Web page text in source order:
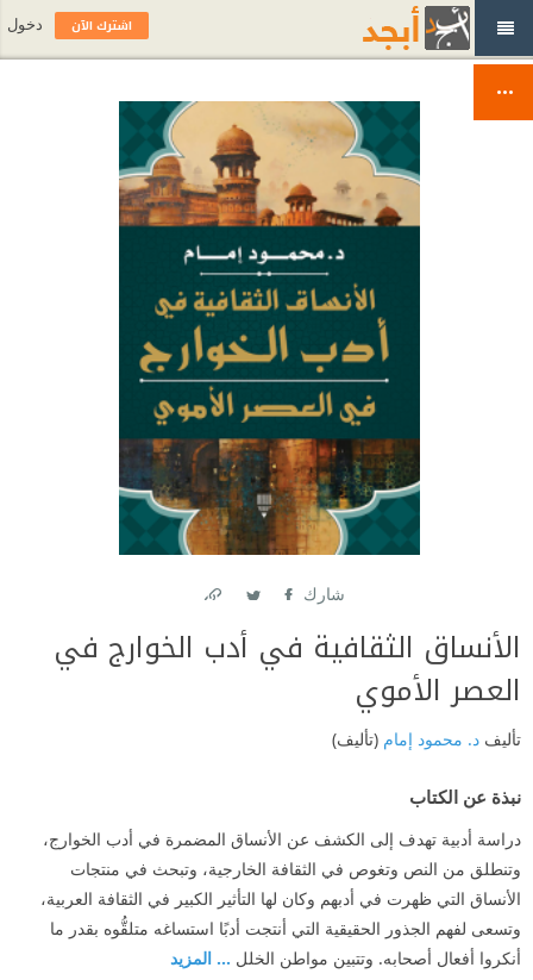
شارك
الأنساق الثقافية في أدب الخوارج في
العصر الأموي
تأليف د. محمود إمام (تأليف)
نبذة عن الكتاب
دراسة أدبية تهدف إلى الكشف عن الأنساق المضمرة في أدب الخوارج،
وتنطلق من النص وتغوص في الثقافة الخارجية، وتبحث في منتجات
الأنساق التي ظهرت في أدبهم وكان لها التأثير الكبير في الثقافة العربية،
وتسعى لفهم الجذور الحقيقية التي أنتجت أدبًا استساغه متلقُّوه بقدر ما
أنكروا أفعال أصحابه. وتتبين مواطن الخلل ... المزيد
اشترك الآن دخول